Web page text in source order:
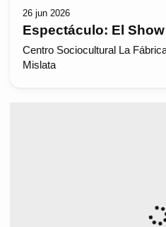
26 jun 2026
Espectáculo: El
Centro Sociocultural La
Mislata